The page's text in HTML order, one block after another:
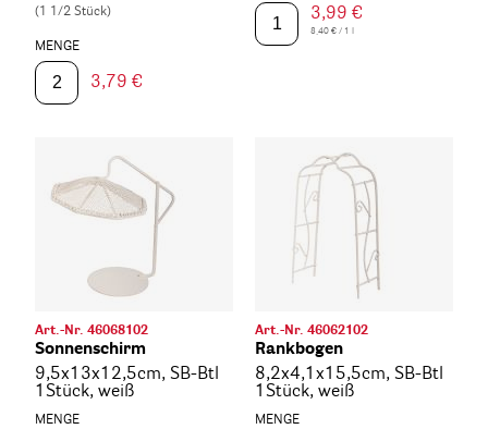
(1 1/2 Stück)
MENGE
3,79 €
3,99 €
8,40 € / 1 l
Art.-Nr. 46068102
Sonnenschirm
9,5x13x12,5cm, SB-Btl
1Stück, weiß
MENGE
Art.-Nr. 46062102
Rankbogen
8,2x4,1x15,5cm, SB-Btl
1Stück, weiß
MENGE